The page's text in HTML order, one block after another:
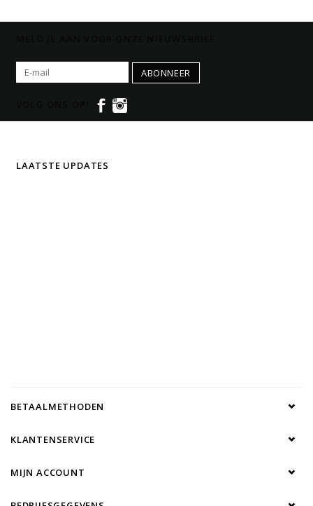
ABONNEER
LAATSTE UPDATES
BETAALMETHODEN
KLANTENSERVICE
MIJN ACCOUNT